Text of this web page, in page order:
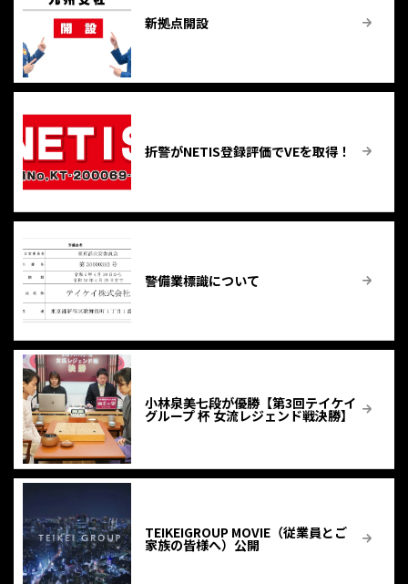
新拠点開設
折警がNETIS登録評価でVEを取得！
警備業標識について
小林泉美七段が優勝【第3回テイケイ
グループ 杯 女流レジェンド戦決勝】
TEIKEIGROUP MOVIE（従業員とご
家族の皆様へ）公開